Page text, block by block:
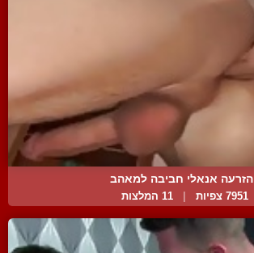
הזרעה אנאלי חביבה למאהב
7951 צפיות 11 המלצות